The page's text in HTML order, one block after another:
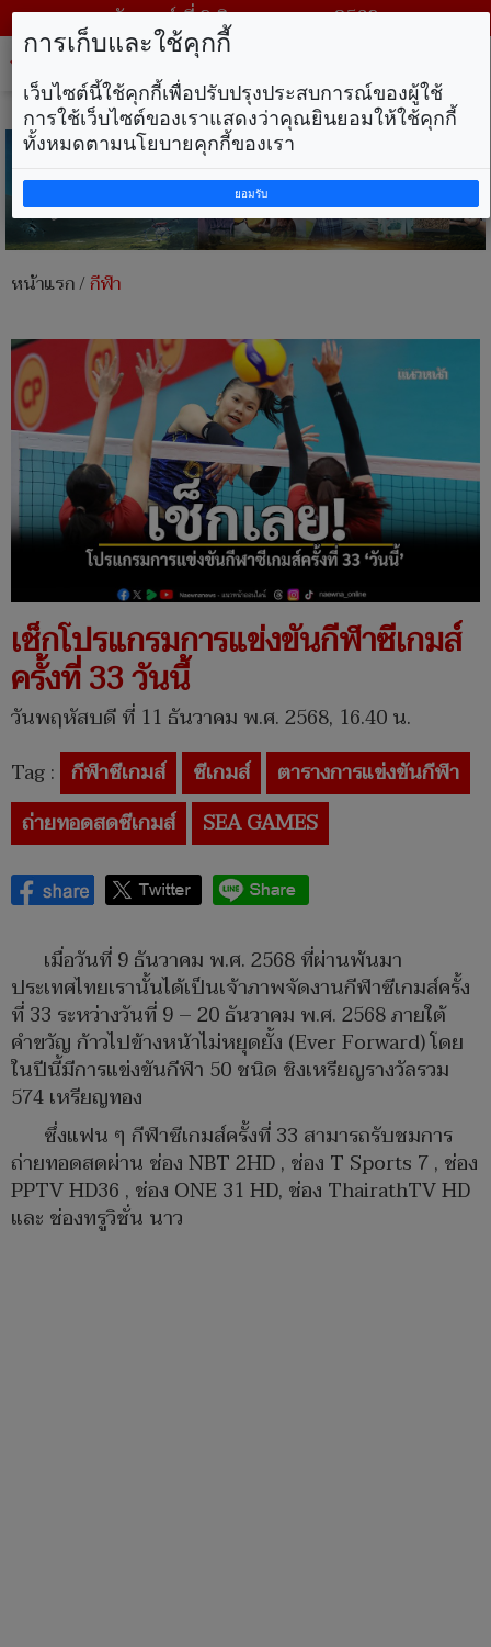
วันเสาร์ ที่ 8 สิงหาคม พ.ศ. 2569
หน้าแรก/กีฬา
เช็กโปรแกรมการแข่งขันกีฬาซีเกมส์
ครั้งที่ 33 วันนี้
วันพฤหัสบดี ที่ 11 ธันวาคม พ.ศ. 2568, 16.40 น.
Tag : กีฬาซีเกมส์ ซีเกมส์
ตารางการแข่งขันกีฬา
ถ่ายทอดสดซีเกมส์
SEA GAMES
เมื่อวันที่ 9 ธันวาคม พ.ศ. 2568 ที่ผ่านพ้นมา
ประเทศไทยเรานั้นได้เป็นเจ้าภาพจัดงานกีฬาซีเกมส์ครั้ง
ที่ 33 ระหว่างวันที่ 9 – 20 ธันวาคม พ.ศ. 2568 ภายใต้
คำขวัญ ก้าวไปข้างหน้าไม่หยุดยั้ง (Ever Forward) โดย
ในปีนี้มีการแข่งขันกีฬา 50 ชนิด ชิงเหรียญรางวัลรวม
574 เหรียญทอง
ซึ่งแฟน ๆ กีฬาซีเกมส์ครั้งที่ 33 สามารถรับชมการ
ถ่ายทอดสดผ่าน ช่อง NBT 2HD , ช่อง T Sports 7 , ช่อง
PPTV HD36 , ช่อง ONE 31 HD, ช่อง ThairathTV HD
และ ช่องทรูวิชั่น นาว
การเก็บและใช้คุกกี้
เว็บไซต์นี้ใช้คุกกี้เพื่อปรับปรุงประสบการณ์ของผู้ใช้
การใช้เว็บไซต์ของเราแสดงว่าคุณยินยอมให้ใช้คุกกี้
ทั้งหมดตามนโยบายคุกกี้ของเรา
ยอมรับ